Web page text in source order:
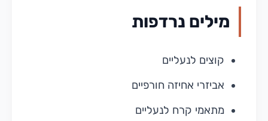
מילים נרדפות
קוצים לנעליים
אביזרי אחיזה חורפיים
מתאמי קרח לנעליים